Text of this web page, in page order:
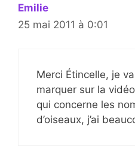
Emilie
25 mai 2011 à 0:01
Merci Étincelle, je
marquer sur la
qui concerne les
d’oiseaux, j’ai